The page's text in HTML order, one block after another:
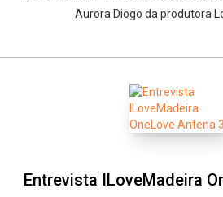
Aurora Diogo da produtora
Entrevista ILoveMadeira